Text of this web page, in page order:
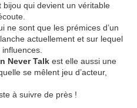
bijou qui devient un véritable
ne sont que les prémices d’un
actuellement et sur lequel
Never Talk est elle aussi une
se mêlent jeu d’acteur,
à suivre de près !